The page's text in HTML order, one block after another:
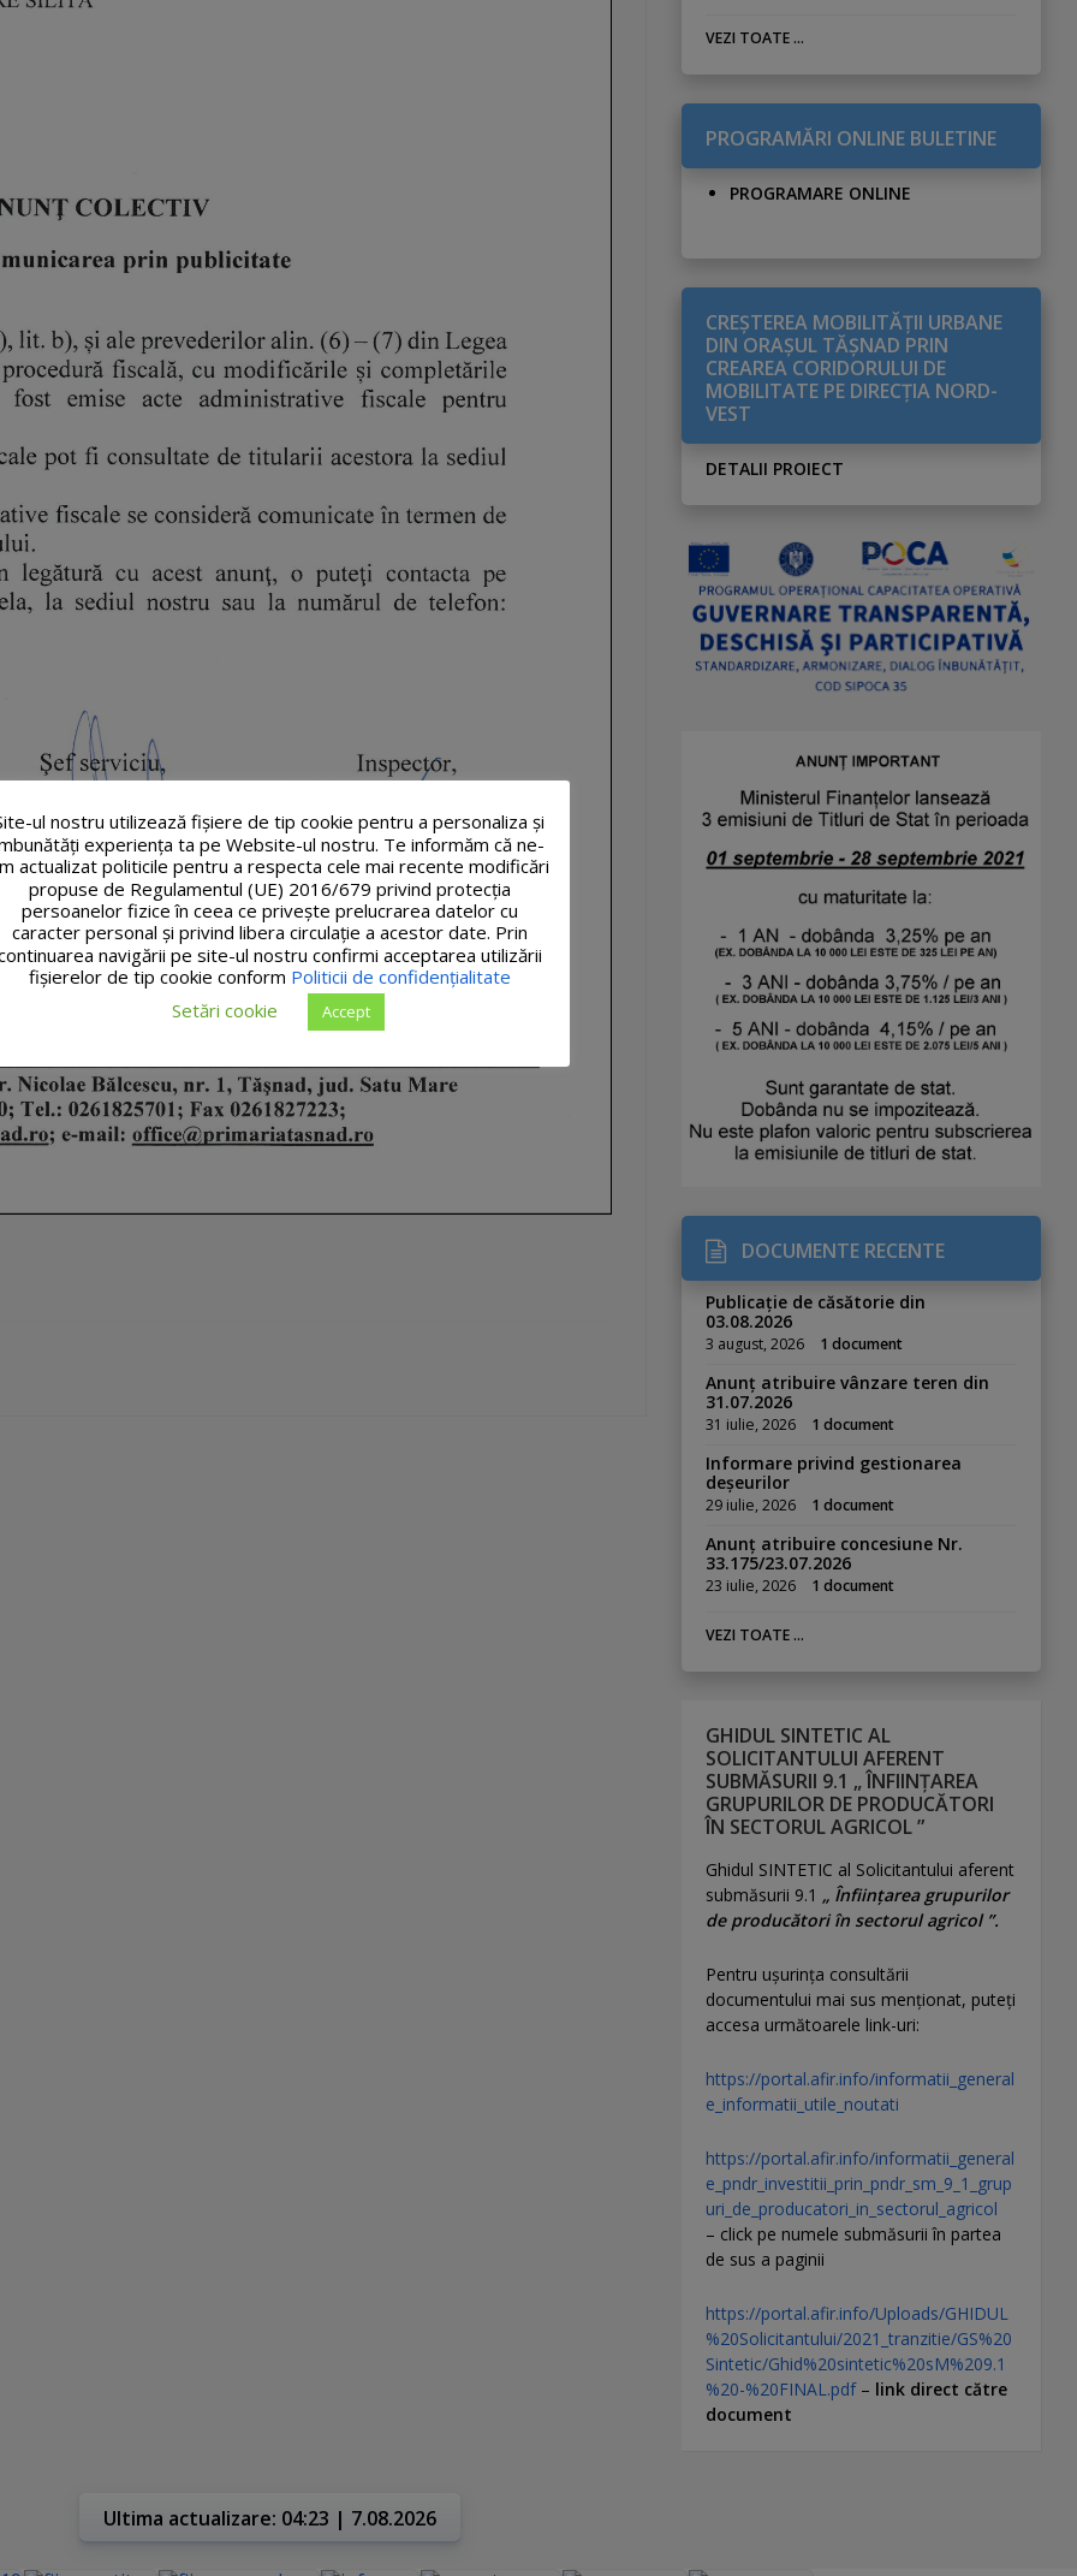
VEZI TOATE ...
PROGRAMĂRI ONLINE BULETINE
PROGRAMARE ONLINE
CREŞTEREA MOBILITĂŢII URBANE
DIN ORAŞUL TĂŞNAD PRIN
CREAREA CORIDORULUI DE
MOBILITATE PE DIRECŢIA NORD-
VEST
DETALII PROIECT
DOCUMENTE RECENTE
Publicație de căsătorie din
03.08.2026
3 august, 2026 1 document
Anunț atribuire vânzare teren din
31.07.2026
31 iulie, 2026 1 document
Informare privind gestionarea
deșeurilor
29 iulie, 2026 1 document
Anunț atribuire concesiune Nr.
33.175/23.07.2026
23 iulie, 2026 1 document
VEZI TOATE ...
GHIDUL SINTETIC AL
SOLICITANTULUI AFERENT
SUBMĂSURII 9.1 „ ÎNFIINȚAREA
GRUPURILOR DE PRODUCĂTORI
ÎN SECTORUL AGRICOL ”
Ghidul SINTETIC al Solicitantului aferent
submăsurii 9.1 „ Înființarea grupurilor
de producători în sectorul agricol ”.
Pentru uşurinţa consultării
documentului mai sus menţionat, puteţi
accesa următoarele link-uri:
https://portal.afir.info/informatii_general
e_informatii_utile_noutati
https://portal.afir.info/informatii_general
e_pndr_investitii_prin_pndr_sm_9_1_grup
uri_de_producatori_in_sectorul_agricol
– click pe numele submăsurii în partea
de sus a paginii
https://portal.afir.info/Uploads/GHIDUL
%20Solicitantului/2021_tranzitie/GS%20
Sintetic/Ghid%20sintetic%20sM%209.1
%20-%20FINAL.pdf– link direct către
document
Ultima actualizare: 04:23 | 7.08.2026
ul nostru utilizează fişiere de tip cookie pentru a personaliza și
experiența ta pe Website-ul nostru. Te informăm că ne-
actualizat politicile pentru a respecta cele mai recente modificări
propuse de Regulamentul (UE) 2016/679 privind protecția
persoanelor fizice în ceea ce privește prelucrarea datelor cu
caracter personal și privind libera circulație a acestor date. Prin
navigării pe site-ul nostru confirmi acceptarea utilizării
fişierelor de tip cookie conform Politicii de confidențialitate
Setări cookie
Accept